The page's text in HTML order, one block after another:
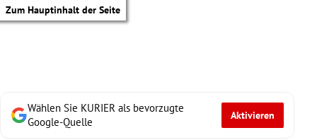
Zum Hauptinhalt der Seite
Wählen Sie KURIER als bevorzugte
Google-Quelle
Aktivieren